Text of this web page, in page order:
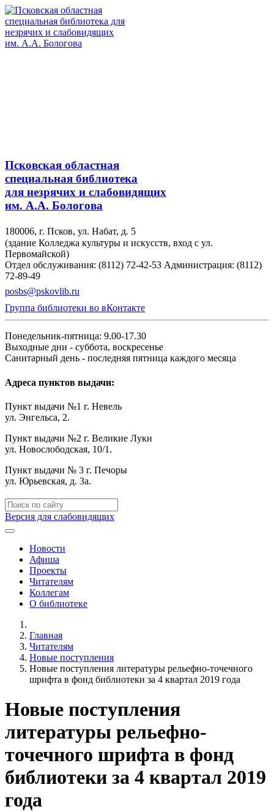
Псковская областная
специальная библиотека
для незрячих и слабовидящих
им. А.А. Бологова
180006, г. Псков, ул. Набат, д. 5
(здание Колледжа культуры и искусств, вход с ул.
Первомайской)
Отдел обслуживания: (8112) 72-42-53 Администрация: (8112)
72-89-49
posbs@pskovlib.ru
Группа библиотеки во вКонтакте
Понедельник-пятница: 9.00-17.30
Выходные дни - суббота, воскресенье
Санитарный день - последняя пятница каждого месяца
Адреса пунктов выдачи:
Пункт выдачи №1 г. Невель
ул. Энгельса, 2.
Пункт выдачи №2 г. Великие Луки
ул. Новослободская, 10/1.
Пункт выдачи № 3 г. Печоры
ул. Юрьевская, д. 3а.
Версия для слабовидящих
Новости
Афиша
Проекты
Читателям
Коллегам
О библиотеке
Главная
Читателям
Новые поступления
Новые поступления литературы рельефно-точечного
шрифта в фонд библиотеки за 4 квартал 2019 года
Новые поступления
литературы рельефно-
точечного шрифта в фонд
библиотеки за 4 квартал 2019
года